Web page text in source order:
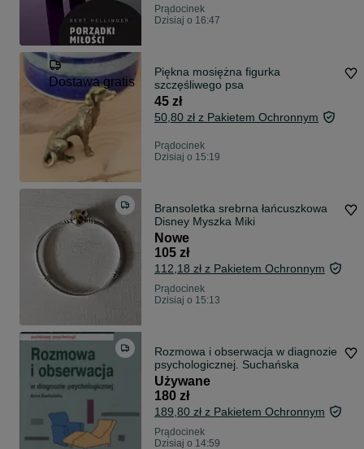
Prądocinek
Dzisiaj o 16:47
Dostawa gratis
Piękna mosiężna figurka
szczęśliwego psa
45 zł
50,80 zł z Pakietem Ochronnym
Prądocinek
Dzisiaj o 15:19
Bransoletka srebrna łańcuszkowa
Disney Myszka Miki
Nowe
105 zł
112,18 zł z Pakietem Ochronnym
Prądocinek
Dzisiaj o 15:13
Rozmowa i obserwacja w diagnozie
psychologicznej. Suchańska
Używane
180 zł
189,80 zł z Pakietem Ochronnym
Prądocinek
Dzisiaj o 14:59